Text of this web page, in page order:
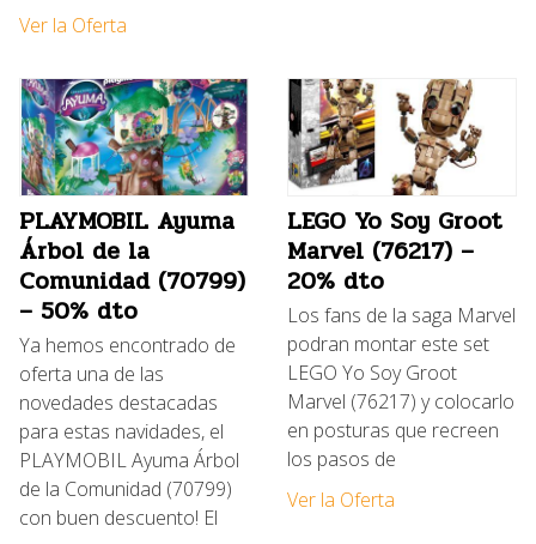
Ver la Oferta
PLAYMOBIL Ayuma
Árbol de la
Comunidad (70799)
– 50% dto
Ya hemos encontrado de
oferta una de las
novedades destacadas
para estas navidades, el
PLAYMOBIL Ayuma Árbol
de la Comunidad (70799)
con buen descuento! El
LEGO Yo Soy Groot
Marvel (76217) –
20% dto
Los fans de la saga Marvel
podran montar este set
LEGO Yo Soy Groot
Marvel (76217) y colocarlo
en posturas que recreen
los pasos de
Ver la Oferta